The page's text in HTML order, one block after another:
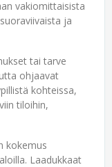
vakiomittaisista
ja
tai tarve
ohjaavat
kohteissa,
tiloihin,
kokemus
Laadukkaat